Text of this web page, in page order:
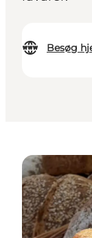
Besøg